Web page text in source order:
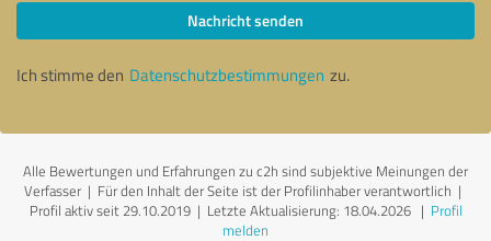
Nachricht senden
Ich stimme den Datenschutzbestimmungen zu.
Alle Bewertungen und Erfahrungen zu c2h sind subjektive Meinungen der
Verfasser | Für den Inhalt der Seite ist der Profilinhaber verantwortlich |
Profil aktiv seit 29.10.2019 | Letzte Aktualisierung: 18.04.2026| Profil
melden